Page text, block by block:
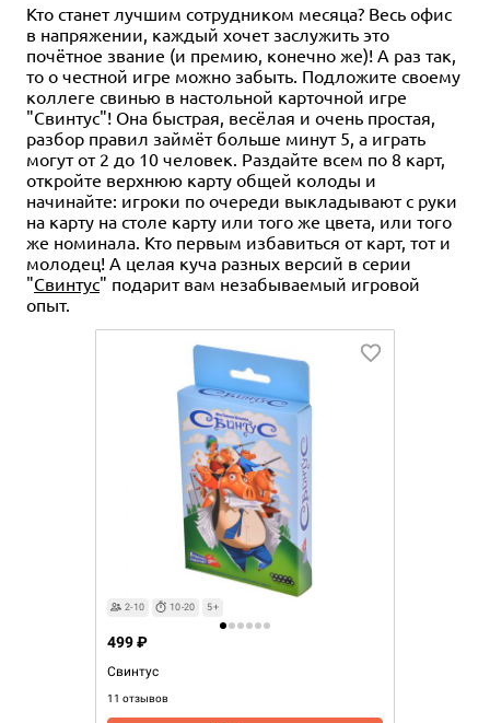
Кто станет лучшим сотрудником месяца? Весь офис
в напряжении, каждый хочет заслужить это
почётное звание (и премию, конечно же)! А раз так,
то о честной игре можно забыть. Подложите своему
коллеге свинью в настольной карточной игре
"Свинтус"! Она быстрая, весёлая и очень простая,
разбор правил займёт больше минут 5, а играть
могут от 2 до 10 человек. Раздайте всем по 8 карт,
откройте верхнюю карту общей колоды и
начинайте: игроки по очереди выкладывают с руки
на карту на столе карту или того же цвета, или того
же номинала. Кто первым избавиться от карт, тот и
молодец! А целая куча разных версий в серии
"Свинтус" подарит вам незабываемый игровой
опыт.
2-10 10-20 5+
Свинтус
11 отзывов
499 ₽